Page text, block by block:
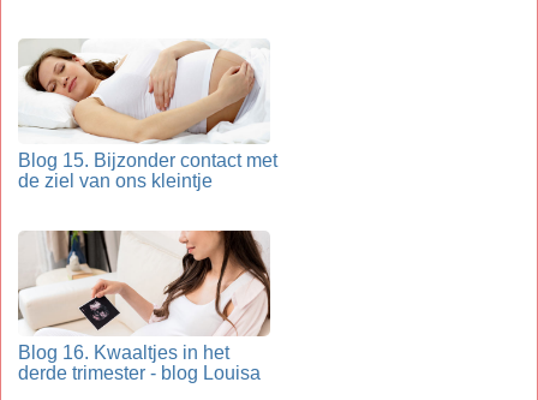
Blog 15. Bijzonder contact met
de ziel van ons kleintje
Blog 16. Kwaaltjes in het
derde trimester - blog Louisa